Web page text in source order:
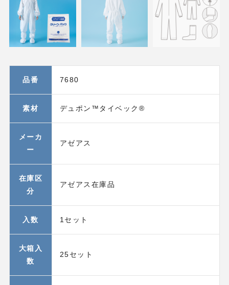
品番 7680
素材 デュポン™タイベック®
メーカ
ー
アゼアス
在庫区
分
アゼアス在庫品
入数 1セット
大箱入
数
25セット